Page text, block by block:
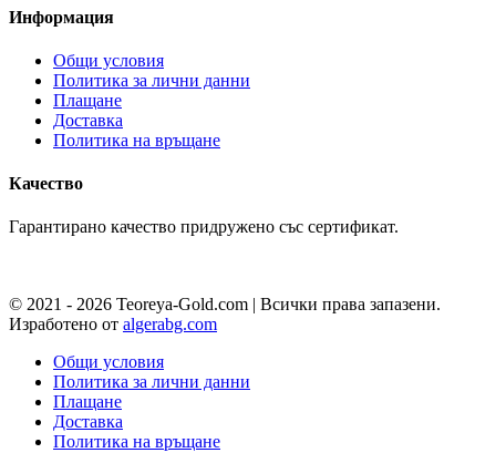
Информация
Общи условия
Политика за лични данни
Плащане
Доставка
Политика на връщане
Качество
Гарантирано качество придружено със сертификат.
© 2021 - 2026 Teoreya-Gold.com | Всички права запазени.
Изработено от algerabg.com
Общи условия
Политика за лични данни
Плащане
Доставка
Политика на връщане